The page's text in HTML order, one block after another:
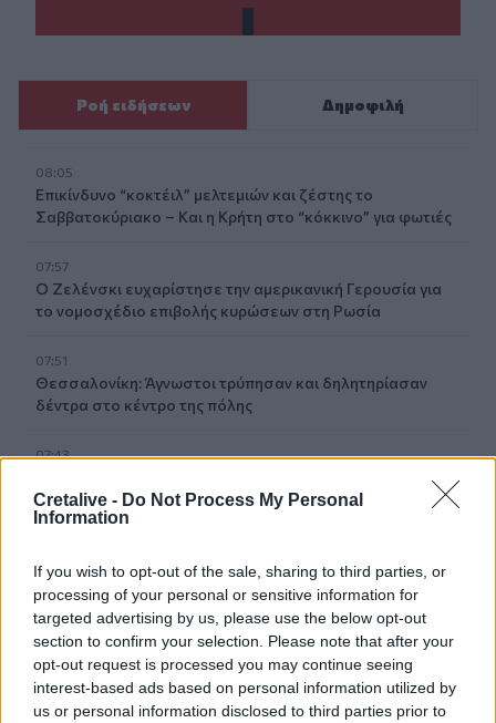
Cretalive - Do Not Process My Personal
Information
If you wish to opt-out of the sale, sharing to third parties, or
processing of your personal or sensitive information for
targeted advertising by us, please use the below opt-out
section to confirm your selection. Please note that after your
opt-out request is processed you may continue seeing
interest-based ads based on personal information utilized by
us or personal information disclosed to third parties prior to
Ροή ειδήσεων Δημοφιλή
08:05
Επικίνδυνο “κοκτέιλ” μελτεμιών και ζέστης το
Σαββατοκύριακο – Και η Κρήτη στο “κόκκινο” για φωτιές
07:57
Ο Ζελένσκι ευχαρίστησε την αμερικανική Γερουσία για
το νομοσχέδιο επιβολής κυρώσεων στη Ρωσία
07:51
Θεσσαλονίκη: Άγνωστοι τρύπησαν και δηλητηρίασαν
δέντρα στο κέντρο της πόλης
07:43
εγκαύματα στα πόδια στο σπίτι που τον φρόντιζαν
Στήριξη Τραμπ στον νέο πρόεδρο της Κολομβίας με
«βοήθεια» 1 δισ. δολαρίων
07:29
Τα πρωτοσέλιδα των εφημερίδων
07:22